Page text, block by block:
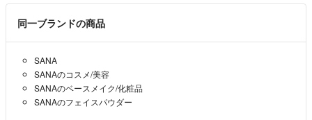
御了承下さい。神経質なお方はお控え下さいませ！
丁寧で気持ちの良い御取り引きを心がけております！🌻
のお取り引きをお願い致します🌷
発送に関しては。
購入前に変更はコメントでお願い致します
同一ブランドの商品
SANA
SANAのコスメ/美容
SANAのベースメイク/化粧品
SANAのフェイスパウダー